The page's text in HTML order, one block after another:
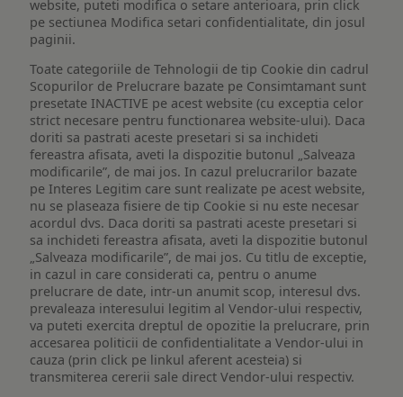
website, puteti modifica o setare anterioara, prin click
pe sectiunea Modifica setari confidentialitate, din josul
paginii.
Toate categoriile de Tehnologii de tip Cookie din cadrul
Scopurilor de Prelucrare bazate pe Consimtamant sunt
presetate INACTIVE pe acest website (cu exceptia celor
strict necesare pentru functionarea website-ului). Daca
doriti sa pastrati aceste presetari si sa inchideti
fereastra afisata, aveti la dispozitie butonul „Salveaza
modificarile”, de mai jos. In cazul prelucrarilor bazate
pe Interes Legitim care sunt realizate pe acest website,
nu se plaseaza fisiere de tip Cookie si nu este necesar
acordul dvs. Daca doriti sa pastrati aceste presetari si
sa inchideti fereastra afisata, aveti la dispozitie butonul
„Salveaza modificarile”, de mai jos. Cu titlu de exceptie,
in cazul in care considerati ca, pentru o anume
prelucrare de date, intr-un anumit scop, interesul dvs.
prevaleaza interesului legitim al Vendor-ului respectiv,
va puteti exercita dreptul de opozitie la prelucrare, prin
accesarea politicii de confidentialitate a Vendor-ului in
cauza (prin click pe linkul aferent acesteia) si
transmiterea cererii sale direct Vendor-ului respectiv.